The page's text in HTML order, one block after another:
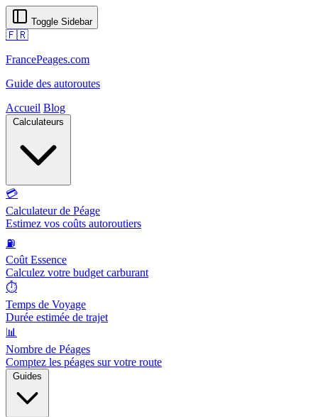
Toggle Sidebar
🇫🇷
FrancePeages.com
Guide des autoroutes
Accueil Blog
Calculateurs
💳
Calculateur de Péage
Estimez vos coûts autoroutiers
⛽
Coût Essence
Calculez votre budget carburant
⏱️
Temps de Voyage
Durée estimée de trajet
📊
Nombre de Péages
Comptez les péages sur votre route
Guides